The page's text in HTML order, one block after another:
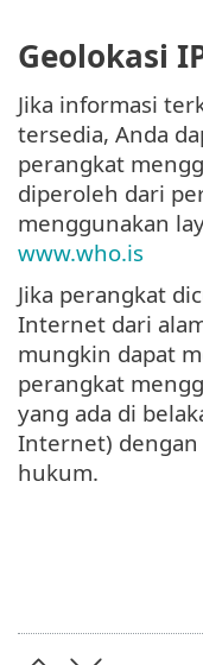
Geolokasi
Jika informasi
tersedia, Anda
perangkat
diperoleh dari
menggunakan
www.who.is
Jika perangkat
Internet dari
mungkin dapat
perangkat
yang ada di
Internet) dengan
hukum.